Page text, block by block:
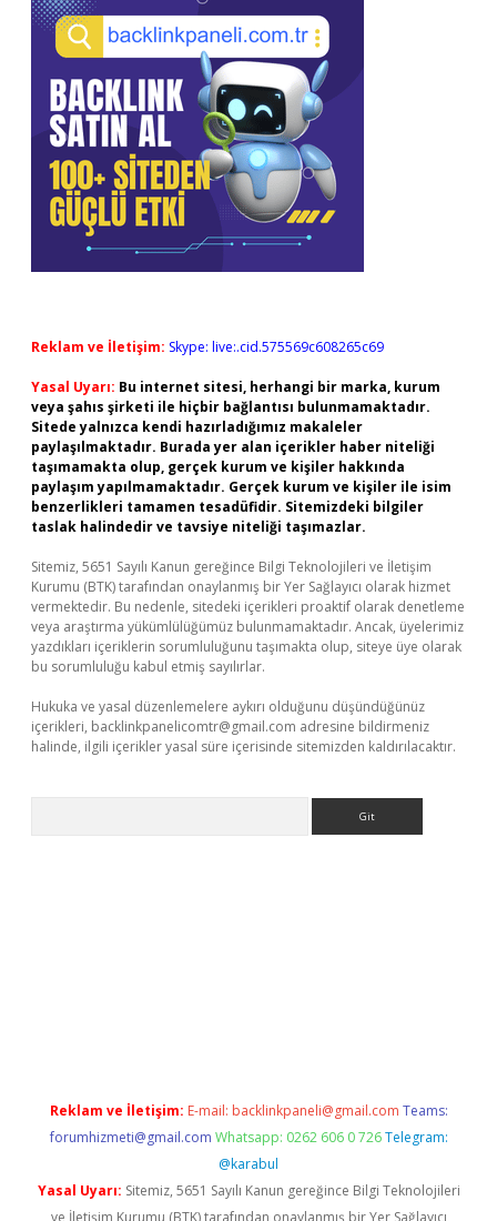
Reklam ve İletişim: Skype: live:.cid.575569c608265c69
Yasal Uyarı: Bu internet sitesi, herhangi bir marka, kurum
veya şahıs şirketi ile hiçbir bağlantısı bulunmamaktadır.
Sitede yalnızca kendi hazırladığımız makaleler
paylaşılmaktadır. Burada yer alan içerikler haber niteliği
taşımamakta olup, gerçek kurum ve kişiler hakkında
paylaşım yapılmamaktadır. Gerçek kurum ve kişiler ile isim
benzerlikleri tamamen tesadüfidir. Sitemizdeki bilgiler
taslak halindedir ve tavsiye niteliği taşımazlar.
Sitemiz, 5651 Sayılı Kanun gereğince Bilgi Teknolojileri ve İletişim
Kurumu (BTK) tarafından onaylanmış bir Yer Sağlayıcı olarak hizmet
vermektedir. Bu nedenle, sitedeki içerikleri proaktif olarak denetleme
veya araştırma yükümlülüğümüz bulunmamaktadır. Ancak, üyelerimiz
yazdıkları içeriklerin sorumluluğunu taşımakta olup, siteye üye olarak
bu sorumluluğu kabul etmiş sayılırlar.
Hukuka ve yasal düzenlemelere aykırı olduğunu düşündüğünüz
içerikleri, backlinkpanelicomtr@gmail.com adresine bildirmeniz
halinde, ilgili içerikler yasal süre içerisinde sitemizden kaldırılacaktır.
Reklam ve İletişim: E-mail: backlinkpaneli@gmail.com Teams:
forumhizmeti@gmail.com Whatsapp: 0262 606 0 726 Telegram:
@karabul
Yasal Uyarı: Sitemiz, 5651 Sayılı Kanun gereğince Bilgi Teknolojileri
ve İletişim Kurumu (BTK) tarafından onaylanmış bir Yer Sağlayıcı